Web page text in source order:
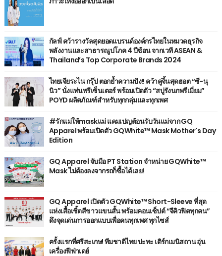
กัลฟ์ คว้ารางวัลสุดยอดแบรนด์องค์กรไทยในหมวดธุรกิจ
พลังงานและสาธารณูปโภค 4 ปีซ้อน จากเวที ASEAN &
Thailand’s Top Corporate Brands 2024
ไทยเจียระไน กรุ๊ป ตอกย้ำความปัง!! คว้าคู่จิ้นสุดฮอต “ซี-นุ
นิว” นั่งแท่นพรีเซ็นเตอร์ พร้อมเปิดตัว “สบู่รังนกพรีเมี่ยม”
POYD ผลิตภัณฑ์สำหรับทุกกลุ่มและทุกเพศ
#รักแม่ให้maskแม่ แคมเปญต้อนรับวันแม่จาก GQ
Apparel พร้อมเปิดตัว GQWhite™ Mask Mother's Day
Edition
GQ Apparel จับมือ PT Station จำหน่าย GQWhite™
Mask ไม่ต้องลงจากรถก็ซื้อได้เลย!
GQ Apparel เปิดตัว GQWhite™ Short-Sleeve ที่สุด
แห่งเสื้อเชิ้ตสีขาวแขนสั้น พร้อมคอนเซ็ปต์ “จีคิวฟิตทุกคน”
ดึงจุดเด่นการออกแบบเพื่อคนทุกเพศ ทุกไซส์
ครั้งแรกที่ศรีสะเกษ! ทีมชาติไทย ปะทะ เติร์กเมนิสถาน อุ่น
เครื่องฟีฟ่าเดย์